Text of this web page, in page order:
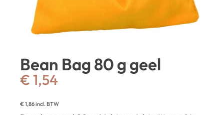
Bean Bag 80 g geel
€ 1,54
€1,86incl. BTW